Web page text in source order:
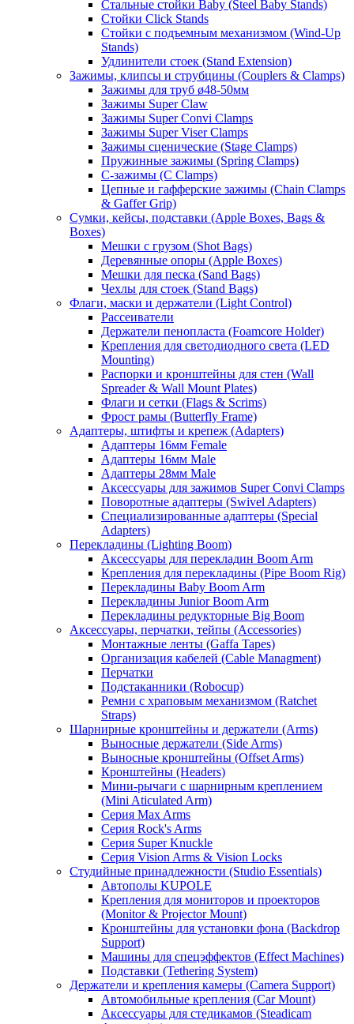
Стальные стойки Baby (Steel Baby Stands)
Стойки Click Stands
Стойки с подъемным механизмом (Wind-Up
Stands)
Удлинители стоек (Stand Extension)
Зажимы, клипсы и струбцины (Couplers & Clamps)
Зажимы для труб ø48-50мм
Зажимы Super Claw
Зажимы Super Convi Clamps
Зажимы Super Viser Clamps
Зажимы сценические (Stage Clamps)
Пружинные зажимы (Spring Clamps)
С-зажимы (C Clamps)
Цепные и гафферские зажимы (Chain Clamps
& Gaffer Grip)
Сумки, кейсы, подставки (Apple Boxes, Bags &
Boxes)
Мешки с грузом (Shot Bags)
Деревянные опоры (Apple Boxes)
Мешки для песка (Sand Bags)
Чехлы для стоек (Stand Bags)
Флаги, маски и держатели (Light Control)
Рассеиватели
Держатели пенопласта (Foamcore Holder)
Крепления для светодиодного света (LED
Mounting)
Распорки и кронштейны для стен (Wall
Spreader & Wall Mount Plates)
Флаги и сетки (Flags & Scrims)
Фрост рамы (Butterfly Frame)
Адаптеры, штифты и крепеж (Adapters)
Адаптеры 16мм Female
Адаптеры 16мм Male
Адаптеры 28мм Male
Аксессуары для зажимов Super Convi Clamps
Поворотные адаптеры (Swivel Adapters)
Специализированные адаптеры (Special
Adapters)
Перекладины (Lighting Boom)
Аксессуары для перекладин Boom Arm
Крепления для перекладины (Pipe Boom Rig)
Перекладины Baby Boom Arm
Перекладины Junior Boom Arm
Перекладины редукторные Big Boom
Аксессуары, перчатки, тейпы (Accessories)
Монтажные ленты (Gaffa Tapes)
Организация кабелей (Cable Managment)
Перчатки
Подстаканники (Robocup)
Ремни с храповым механизмом (Ratchet
Straps)
Шарнирные кронштейны и держатели (Arms)
Выносные держатели (Side Arms)
Выносные кронштейны (Offset Arms)
Кронштейны (Headers)
Мини-рычаги с шарнирным креплением
(Mini Aticulated Arm)
Серия Max Arms
Серия Rock's Arms
Серия Super Knuckle
Серия Vision Arms & Vision Locks
Студийные принадлежности (Studio Essentials)
Автополы KUPOLE
Крепления для мониторов и проекторов
(Monitor & Projector Mount)
Кронштейны для установки фона (Backdrop
Support)
Машины для спецэффектов (Effect Machines)
Подставки (Tethering System)
Держатели и крепления камеры (Camera Support)
Автомобильные крепления (Car Mount)
Аксессуары для стедикамов (Steadicam